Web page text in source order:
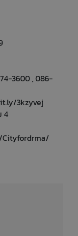
3600 , 086-
3kzyvej
4
Cityfordrma/